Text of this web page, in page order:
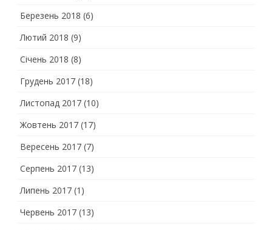
Березень 2018 (6)
Лютий 2018 (9)
Січень 2018 (8)
Грудень 2017 (18)
Листопад 2017 (10)
Жовтень 2017 (17)
Вересень 2017 (7)
Серпень 2017 (13)
Липень 2017 (1)
Червень 2017 (13)